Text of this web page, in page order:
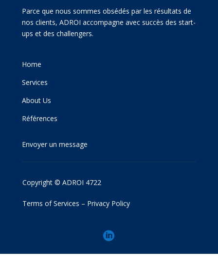
Parce que nous sommes obsédés par les résultats de
nos clients, ADROI accompagne avec succès des start-
ups et des challengers.
Home
Services
About Us
Références
Envoyer un message
Copyright © ADROI 4722
Terms of Services – Privacy Policy
